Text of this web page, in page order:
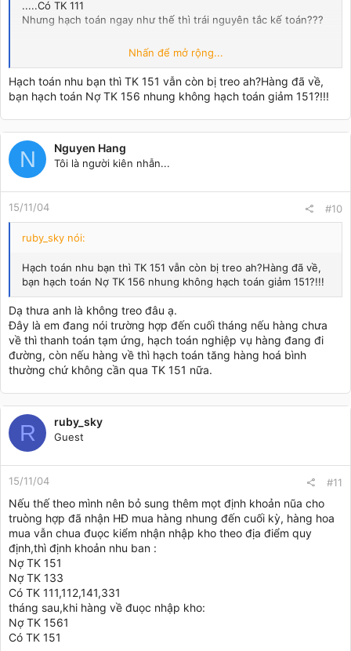
.....Có TK 111
Nhưng hạch toán ngay như thế thì trái nguyên tắc kế toán???
To chị Nhung: Em có thể làm như thế này được không ạ?
Khi xuất tiền mặt cho nhân viên đi mua hàng (chẳng hạn mua ở
SG), coi như đó là khoản tạm ứng:
Nợ TK 141 (A)
.....Có TK 111
Đến cuối tháng hàng chưa về nhưng có đầy đủ HĐMH, chứng
từ thì tiến hành thanh toán tạm ứng:
Nợ TK 151
Nợ TK 133
.....Có TK 141
Còn nếu hàng về:
Nợ TK 156
.....Có TK 141
Nhấn để mở rộng...
Hạch toán nhu bạn thì TK 151 vẫn còn bị treo ah?Hàng đã về,
bạn hạch toán Nợ TK 156 nhung không hạch toán giảm 151?!!!
N Nguyen Hang
Tôi là người kiên nhẫn...
15/11/04 #10
ruby_sky nói:
Hạch toán nhu bạn thì TK 151 vẫn còn bị treo ah?Hàng đã về,
bạn hạch toán Nợ TK 156 nhung không hạch toán giảm 151?!!!
Dạ thưa anh là không treo đâu ạ.
Đây là em đang nói trường hợp đến cuối tháng nếu hàng chưa
về thì thanh toán tạm ứng, hạch toán nghiệp vụ hàng đang đi
đường, còn nếu hàng về thì hạch toán tăng hàng hoá bình
thường chứ không cần qua TK 151 nữa.
R ruby_sky
Guest
15/11/04 #11
Nếu thế theo mình nên bỏ sung thêm mọt định khoản nũa cho
truòng hợp đã nhận HĐ mua hàng nh­ung đến cuối kỳ, hàng hoa
mua vẫn ch­ua đuọc kiểm nhận nhập kho theo địa điểm quy
định,thì định khoản nhu ban :
Nợ TK 151
Nợ TK 133
Có TK 111,112,141,331
tháng sau,khi hàng về đuọc nhập kho:
Nợ TK 1561
Có TK 151